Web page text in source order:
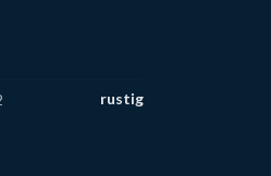
rustig